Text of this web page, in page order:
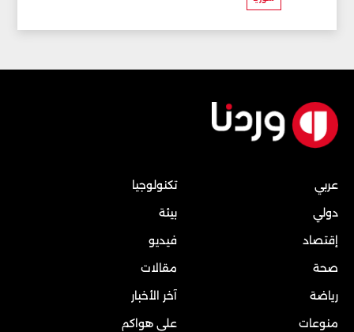
عربي
دولي
إقتصاد
صحة
رياضة
منوعات
تكنولوجيا
بيئة
فيديو
مقالات
آخر الأخبار
على هواكم